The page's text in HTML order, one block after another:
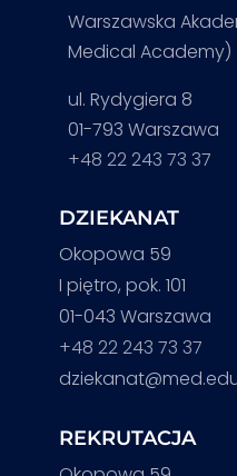
Warszawska
Medical Academy)
ul. Rydygiera 8
01-793 Warszawa
+48 22 243 73 37
DZIEKANAT
Okopowa 59
I piętro, pok. 101
01-043 Warszawa
+48 22 243 73 37
REKRUTACJA